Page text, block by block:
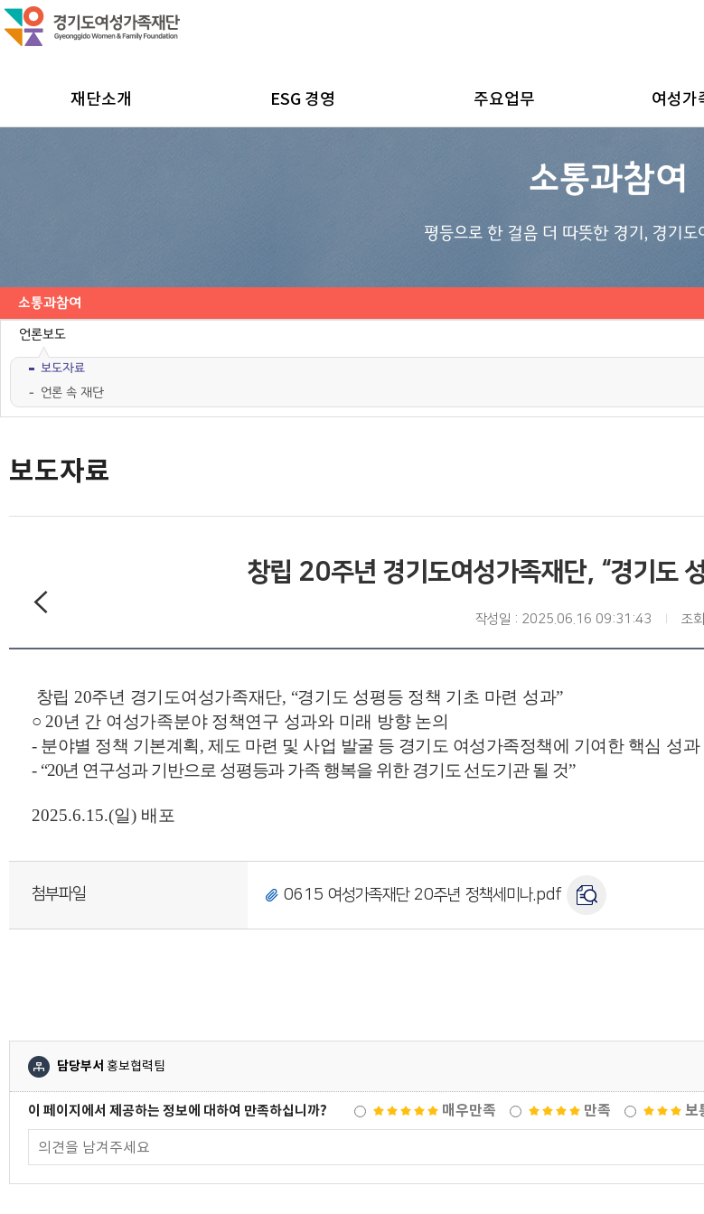
재단소개 ESG 경영 주요업무 여성가
소통과참여
평등으로 한 걸음 더 따뜻한 경기, 경기
소통과참여
공지사항
채용공고
모집/행사
카드뉴스
언론보도
보도자료
언론 속 재단
보도자료
창립 20주년 경기도여성가족재단, “경기도
작성일 : 2025.06.16 09:31:43 조
창립 20주년 경기도여성가족재단, “경기도 성평등 정책 기초 마련 성과”
○ 20년 간 여성가족분야 정책연구 성과와 미래 방향 논의
- 분야별 정책 기본계획, 제도 마련 및 사업 발굴 등 경기도 여성가족정책에 기여한 핵심 성과
- “20년 연구성과 기반으로 성평등과 가족 행복을 위한 경기도 선도기관 될 것”
2025.6.15.(일) 배포
첨부파일 0615 여성가족재단 20주년 정책세미나.pdf
담당부서 홍보협력팀
이 페이지에서 제공하는 정보에 대하여 만족하십니까? 매우만족 만족 보